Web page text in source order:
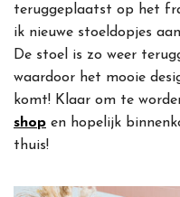
teruggeplaatst op het
ik nieuwe stoeldopjes
De stoel is zo weer
waardoor het mooie
komt! Klaar om te
shop en hopelijk
thuis!